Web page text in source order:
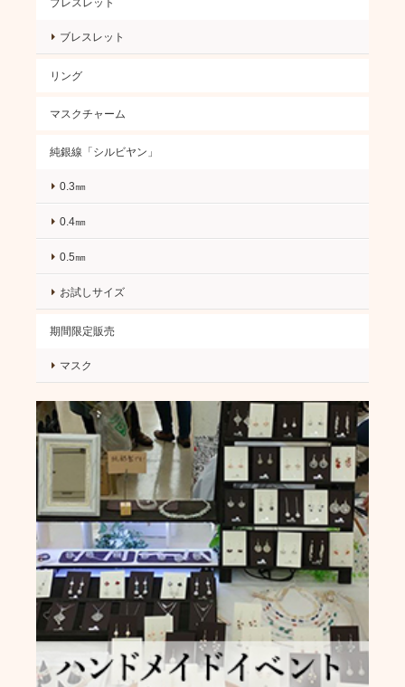
ブレスレット
リング
マスクチャーム
純銀線「シルビヤン」
0.3㎜
0.4㎜
0.5㎜
お試しサイズ
期間限定販売
マスク